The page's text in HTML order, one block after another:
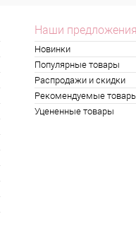
Наши предложения
Новинки
Популярные товары
Распродажи и скидки
Рекомендуемые
Уцененные товары